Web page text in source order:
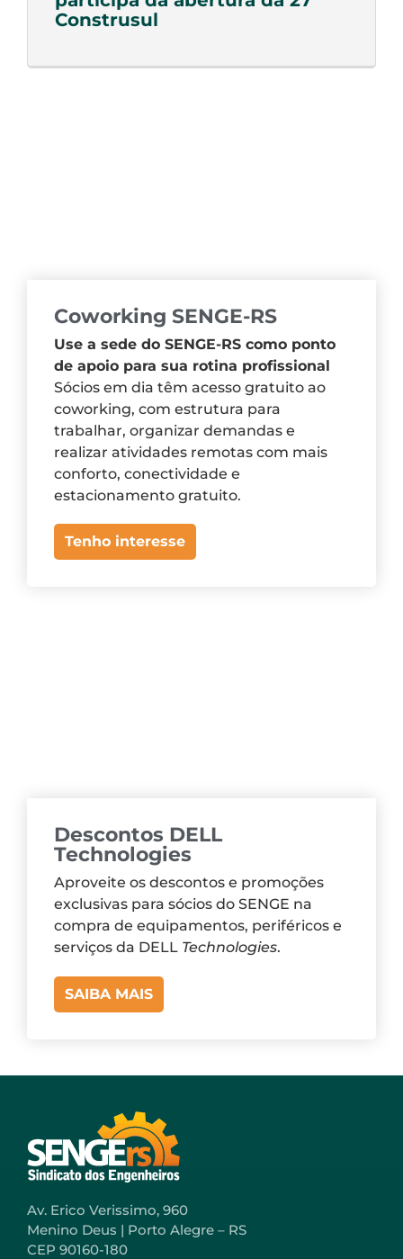
Construsul
Coworking SENGE-RS
Use a sede do SENGE-RS como ponto
de apoio para sua rotina profissional
Sócios em dia têm acesso gratuito ao
coworking, com estrutura para
trabalhar, organizar demandas e
realizar atividades remotas com mais
conforto, conectividade e
estacionamento gratuito.
Tenho interesse
Descontos DELL
Technologies
Aproveite os descontos e promoções
exclusivas para sócios do SENGE na
compra de equipamentos, periféricos e
serviços da DELL Technologies.
SAIBA MAIS
Av. Erico Verissimo, 960
Menino Deus | Porto Alegre – RS
CEP 90160-180